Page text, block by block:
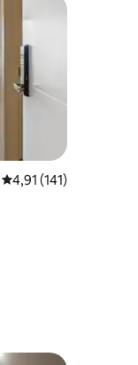
Vidutinis įvertinimas:
4,91 (141)